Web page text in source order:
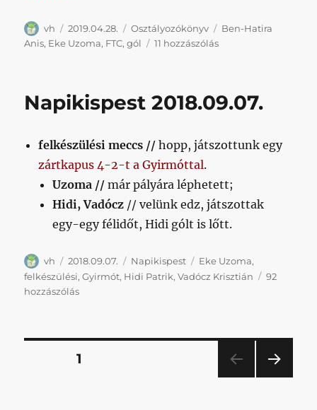
Szerző
vh Közzétéve
2019.04.28. Kategória
Osztályozókönyv Címke
Ben-Hatira
Anis, Eke Uzoma, FTC,gól 11 hozzászólásEgyelőre
bejegyzéshez
Napikispest 2018.09.07.
felkészülési meccs // hopp, játszottunk egy
zártkapus 4-2-t a Gyirmóttal.
Uzoma //már pályára léphetett;
Hidi, Vadócz // velünk edz, játszottak
egy-egy félidőt, Hidi gólt is lőtt.
Szerző
vh Közzétéve
2018.09.07. Kategória
Napikispest Címke
Eke Uzoma,
felkészülési,Gyirmót, Hidi Patrik,Vadócz Krisztián
92
hozzászólásNapikispest
Bejegyzések
OLDAL1